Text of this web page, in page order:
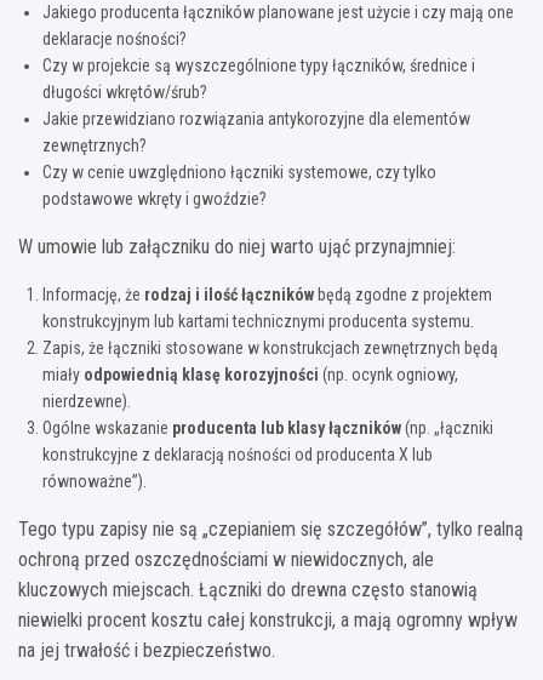
Jakiego producenta łączników planowane jest użycie i czy mają one
deklaracje nośności?
Czy w projekcie są wyszczególnione typy łączników, średnice i
długości wkrętów/śrub?
Jakie przewidziano rozwiązania antykorozyjne dla elementów
zewnętrznych?
Czy w cenie uwzględniono łączniki systemowe, czy tylko
podstawowe wkręty i gwoździe?
W umowie lub załączniku do niej warto ująć przynajmniej:
Informację, że rodzaj i ilość łącznikówbędą zgodne z projektem
konstrukcyjnym lub kartami technicznymi producenta systemu.
Zapis, że łączniki stosowane w konstrukcjach zewnętrznych będą
miały odpowiednią klasę korozyjności (np. ocynk ogniowy,
nierdzewne).
Ogólne wskazanie producenta lub klasy łączników(np. „łączniki
konstrukcyjne z deklaracją nośności od producenta X lub
równoważne”).
Tego typu zapisy nie są „czepianiem się szczegółów”, tylko realną
ochroną przed oszczędnościami w niewidocznych, ale
kluczowych miejscach. Łączniki do drewna często stanowią
niewielki procent kosztu całej konstrukcji, a mają ogromny wpływ
na jej trwałość i bezpieczeństwo.